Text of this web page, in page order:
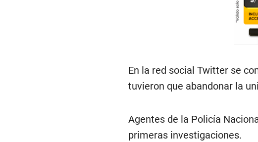
En la red social Twitter se
tuvieron que abandonar la
Agentes de la Policía
primeras investigaciones.